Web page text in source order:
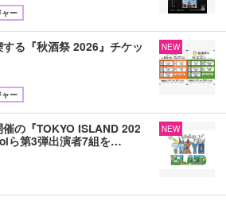
ー
る『秋酒祭 2026』チケッ
ー
NEW
の『TOKYO ISLAND 202
ら第3弾出演者7組を…
NEW